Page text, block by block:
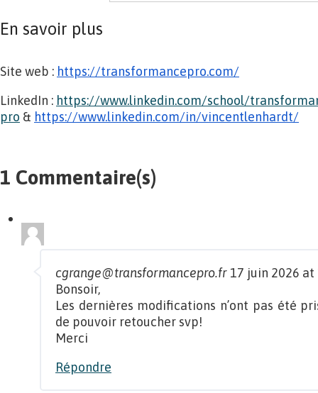
En savoir plus
Site web : https://transformancepro.com/
LinkedIn : https://www.linkedin.com/school/
pro & https://www.linkedin.com/in/vincentlenhardt/
1 Commentaire(s)
cgrange@transformancepro.fr 17 juin 2026 at
Bonsoir,
Les dernières modifications n’ont pas été
de pouvoir retoucher svp!
Merci
Répondre